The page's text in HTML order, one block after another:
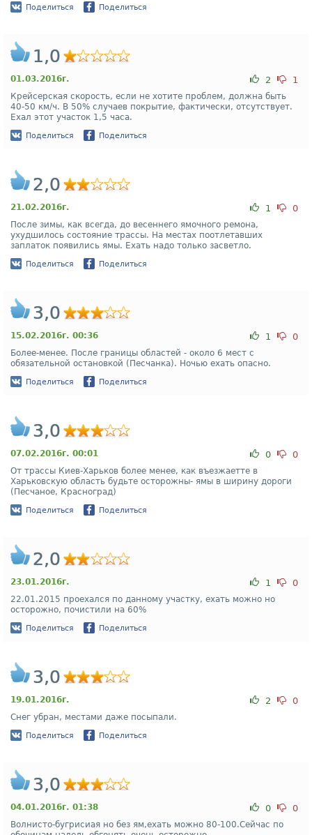
Поделиться Поделиться
1,0
01.03.2016г. 2 1
Крейсерская скорость, если не хотите проблем, должна быть
40-50 км/ч. В 50% случаев покрытие, фактически, отсутствует.
Ехал этот участок 1,5 часа.
Поделиться Поделиться
2,0
21.02.2016г. 1 0
После зимы, как всегда, до весеннего ямочного ремона,
ухудшилось состояние трассы. На местах поотлетавших
заплаток появились ямы. Ехать надо только засветло.
Поделиться Поделиться
3,0
15.02.2016г. 00:36 1 0
Более-менее. После границы областей - около 6 мест с
обязательной остановкой (Песчанка). Ночью ехать опасно.
Поделиться Поделиться
3,0
07.02.2016г. 00:01 0 0
От трассы Киев-Харьков более менее, как въезжаетте в
Харьковскую область будьте осторожны- ямы в ширину дороги
(Песчаное, Красноград)
Поделиться Поделиться
2,0
23.01.2016г. 1 0
22.01.2015 проехался по данному участку, ехать можно но
осторожно, почистили на 60%
Поделиться Поделиться
3,0
19.01.2016г. 2 0
Снег убран, местами даже посыпали.
Поделиться Поделиться
3,0
04.01.2016г. 01:38 0 0
Волнисто-бугрисиая но без ям,ехать можно 80-100.Сейчас по